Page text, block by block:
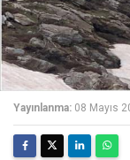
Yayınlanma: 08 Mayıs